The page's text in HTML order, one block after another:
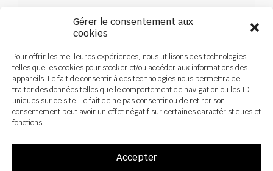
Gérer le consentement aux
cookies
Pour offrir les meilleures expériences, nous utilisons des technologies
telles que les cookies pour stocker et/ou accéder aux informations des
appareils. Le fait de consentir à ces technologies nous permettra de
traiter des données telles que le comportement de navigation ou les ID
uniques sur ce site. Le fait de ne pas consentir ou de retirer son
consentement peut avoir un effet négatif sur certaines caractéristiques et
fonctions.
Accepter
Documentación